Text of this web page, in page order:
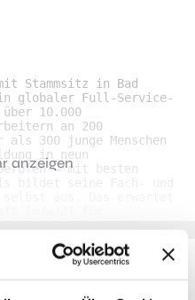
Stammsitz in Bad
globaler Full-Service-
10.000
an 200
300 junge Menschen
in neun
– mit besten
und lagerst diese
und
liegt in
werden von dir geprüft
verbucht • Mit Hilfe
anzeigen